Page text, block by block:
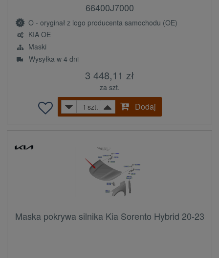
66400J7000
O - oryginał z logo producenta samochodu (OE)
KIA OE
Maski
Wysyłka w 4 dni
3 448,11 zł
za szt.
szt.
Dodaj
Maska pokrywa silnika Kia Sorento Hybrid 20-23